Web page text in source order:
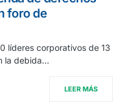
foro de
líderes corporativos de 13
la debida…
LEER MÁS